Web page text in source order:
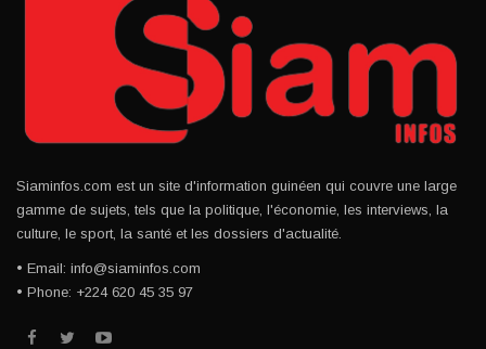
Siaminfos.com est un site d'information guinéen qui couvre une large
gamme de sujets, tels que la politique, l'économie, les interviews, la
culture, le sport, la santé et les dossiers d'actualité.
• Email: info@siaminfos.com
• Phone: +224 620 45 35 97